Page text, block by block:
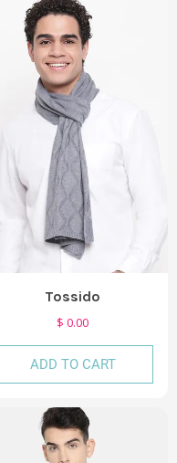
Tossido
$ 0.00
ADD TO CART